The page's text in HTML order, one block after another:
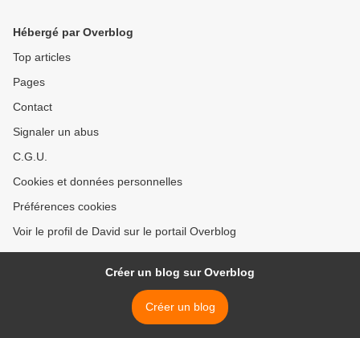
Hébergé par Overblog
Top articles
Pages
Contact
Signaler un abus
C.G.U.
Cookies et données personnelles
Préférences cookies
Voir le profil de David sur le portail Overblog
Créer un blog sur Overblog
Créer un blog